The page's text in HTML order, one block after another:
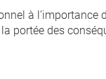
à l’importance
portée des